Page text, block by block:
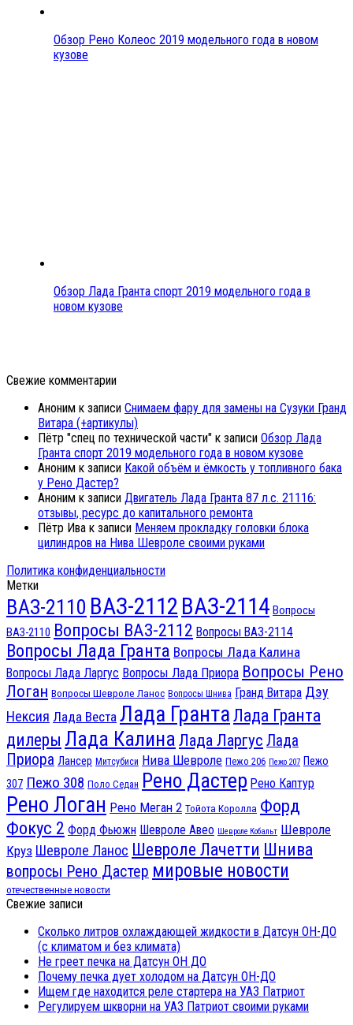
Обзор Рено Колеос 2019 модельного года в новом
кузове
Обзор Лада Гранта спорт 2019 модельного года в
новом кузове
Свежие комментарии
Аноним к записи Снимаем фару для замены на Сузуки Гранд
Витара (+артикулы)
Пётр "спец по технической части" к записи Обзор Лада
Гранта спорт 2019 модельного года в новом кузове
Аноним к записи Какой объём и ёмкость у топливного бака
у Рено Дастер?
Аноним к записи Двигатель Лада Гранта 87 л.с. 21116:
отзывы, ресурс до капитального ремонта
Пётр Ива к записи Меняем прокладку головки блока
цилиндров на Нива Шевроле своими руками
Политика конфиденциальности
Метки
ВАЗ-2110 ВАЗ-2112 ВАЗ-2114 Вопросы
ВАЗ-2110 Вопросы ВАЗ-2112 Вопросы ВАЗ-2114
Вопросы Лада Гранта Вопросы Лада Калина
Вопросы Лада Ларгус Вопросы Лада Приора Вопросы Рено
Логан Вопросы Шевроле Ланос Вопросы Шнива Гранд Витара Дэу
Нексия Лада Веста Лада Гранта Лада Гранта
дилеры Лада Калина Лада Ларгус Лада
Приора Лансер Митсубиси Нива Шевроле Пежо 206 Пежо 207 Пежо
307 Пежо 308 Поло Седан Рено Дастер Рено Каптур
Рено Логан Рено Меган 2 Тойота Королла Форд
Фокус 2 Форд Фьюжн Шевроле Авео Шевроле Кобальт Шевроле
Круз Шевроле Ланос Шевроле Лачетти Шнива
вопросы Рено Дастер мировые новости
отечественные новости
Свежие записи
Сколько литров охлаждающей жидкости в Датсун ОН-ДО
(с климатом и без климата)
Не греет печка на Датсун ОН ДО
Почему печка дует холодом на Датсун ОН-ДО
Ищем где находится реле стартера на УАЗ Патриот
Регулируем шкворни на УАЗ Патриот своими руками